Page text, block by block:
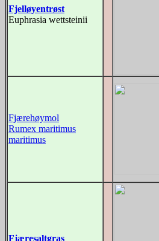
Fjelløyentrøst
Euphrasia wettsteinii
Fjærehøymol
Rumex maritimus
maritimus
Fjæresaltgras